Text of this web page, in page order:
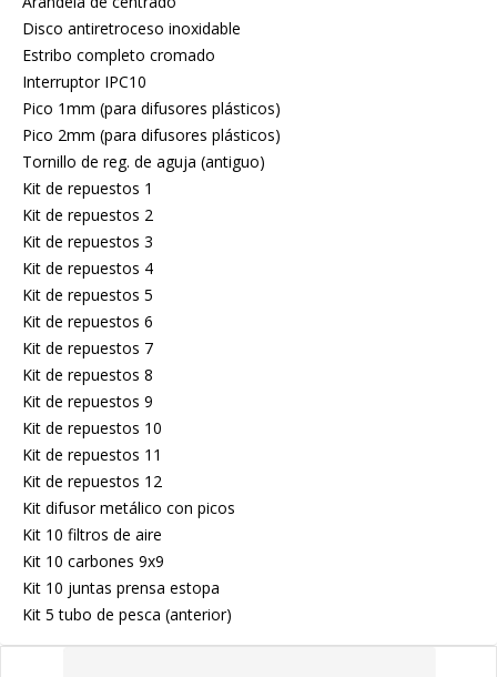
Disco antiretroceso inoxidable
Estribo completo cromado
Interruptor IPC10
Pico 1mm (para difusores plásticos)
Pico 2mm (para difusores plásticos)
Tornillo de reg. de aguja (antiguo)
Kit de repuestos 1
Kit de repuestos 2
Kit de repuestos 3
Kit de repuestos 4
Kit de repuestos 5
Kit de repuestos 6
Kit de repuestos 7
Kit de repuestos 8
Kit de repuestos 9
Kit de repuestos 10
Kit de repuestos 11
Kit de repuestos 12
Kit difusor metálico con picos
Kit 10 filtros de aire
Kit 10 carbones 9x9
Kit 10 juntas prensa estopa
Kit 5 tubo de pesca (anterior)